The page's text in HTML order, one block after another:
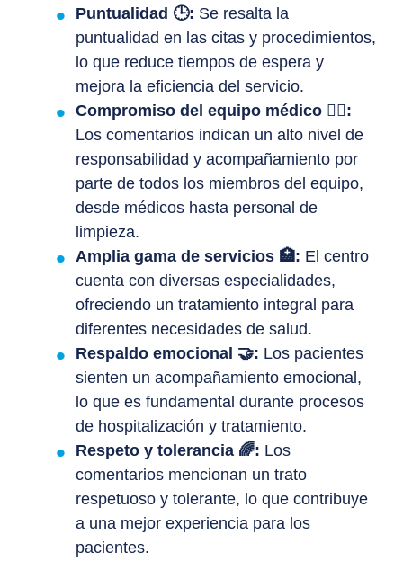
Puntualidad 🕒: Se resalta la
puntualidad en las citas y procedimientos,
lo que reduce tiempos de espera y
mejora la eficiencia del servicio.
Compromiso del equipo médico 👩‍⚕️:
Los comentarios indican un alto nivel de
responsabilidad y acompañamiento por
parte de todos los miembros del equipo,
desde médicos hasta personal de
limpieza.
Amplia gama de servicios 🏥: El centro
cuenta con diversas especialidades,
ofreciendo un tratamiento integral para
diferentes necesidades de salud.
Respaldo emocional 🤝: Los pacientes
sienten un acompañamiento emocional,
lo que es fundamental durante procesos
de hospitalización y tratamiento.
Respeto y tolerancia 🌈: Los
comentarios mencionan un trato
respetuoso y tolerante, lo que contribuye
a una mejor experiencia para los
pacientes.